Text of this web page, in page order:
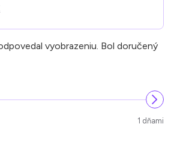
vyobrazeniu. Bol doručený
1 dňami